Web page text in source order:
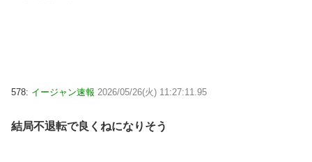
578: イージャン速報 2026/05/26(火) 11:27:11.95
結局不退転で良くねになりそう